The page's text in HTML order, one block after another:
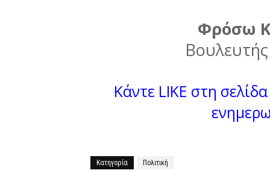
Φρόσω
Κάντε LIKE στη
Κατηγορία Πολιτική